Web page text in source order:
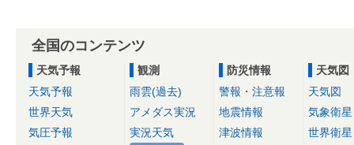
全国のコンテンツ
天気予報
天気予報
世界天気
気圧予報
観測
雨雲(過去)
アメダス実況
実況天気
防災情報
警報・注意報
地震情報
津波情報
天気図
天気図
気象衛星
世界衛星